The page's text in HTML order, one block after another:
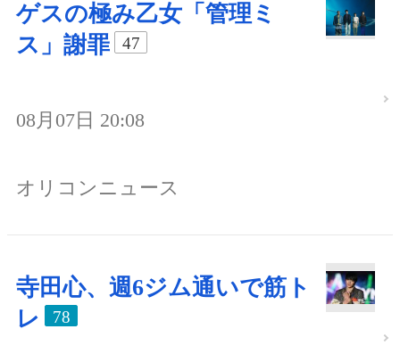
ゲスの極み乙女「管理ミ
ス」謝罪
47
08月07日 20:08
オリコンニュース
寺田心、週6ジム通いで筋ト
レ
78